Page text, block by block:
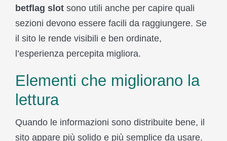
betflag slot sono utili anche per capire quali
sezioni devono essere facili da raggiungere. Se
il sito le rende visibili e ben ordinate,
l’esperienza percepita migliora.
Elementi che migliorano la
lettura
Quando le informazioni sono distribuite bene, il
sito appare più solido e più semplice da usare.